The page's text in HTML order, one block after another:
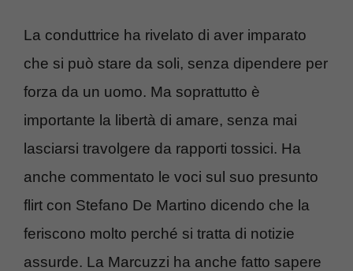
La conduttrice ha rivelato di aver imparato
che si può stare da soli, senza dipendere per
forza da un uomo. Ma soprattutto è
importante la libertà di amare, senza mai
lasciarsi travolgere da rapporti tossici. Ha
anche commentato le voci sul suo presunto
flirt con Stefano De Martino dicendo che la
feriscono molto perché si tratta di notizie
assurde. La Marcuzzi ha anche fatto sapere